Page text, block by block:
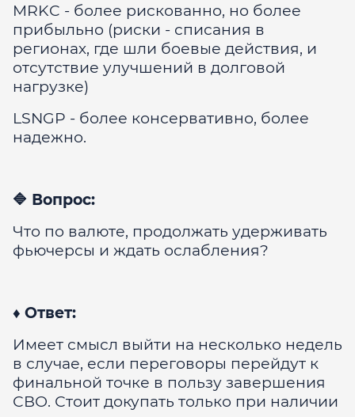
MRKC - более рискованно, но более
прибыльно (риски - списания в
регионах, где шли боевые действия, и
отсутствие улучшений в долговой
нагрузке)
LSNGP - более консервативно, более
надежно.
🔷 Вопрос:
Что по валюте, продолжать удерживать
фьючерсы и ждать ослабления?
♦️ Ответ:
Имеет смысл выйти на несколько недель
в случае, если переговоры перейдут к
финальной точке в пользу завершения
СВО. Стоит докупать только при наличии